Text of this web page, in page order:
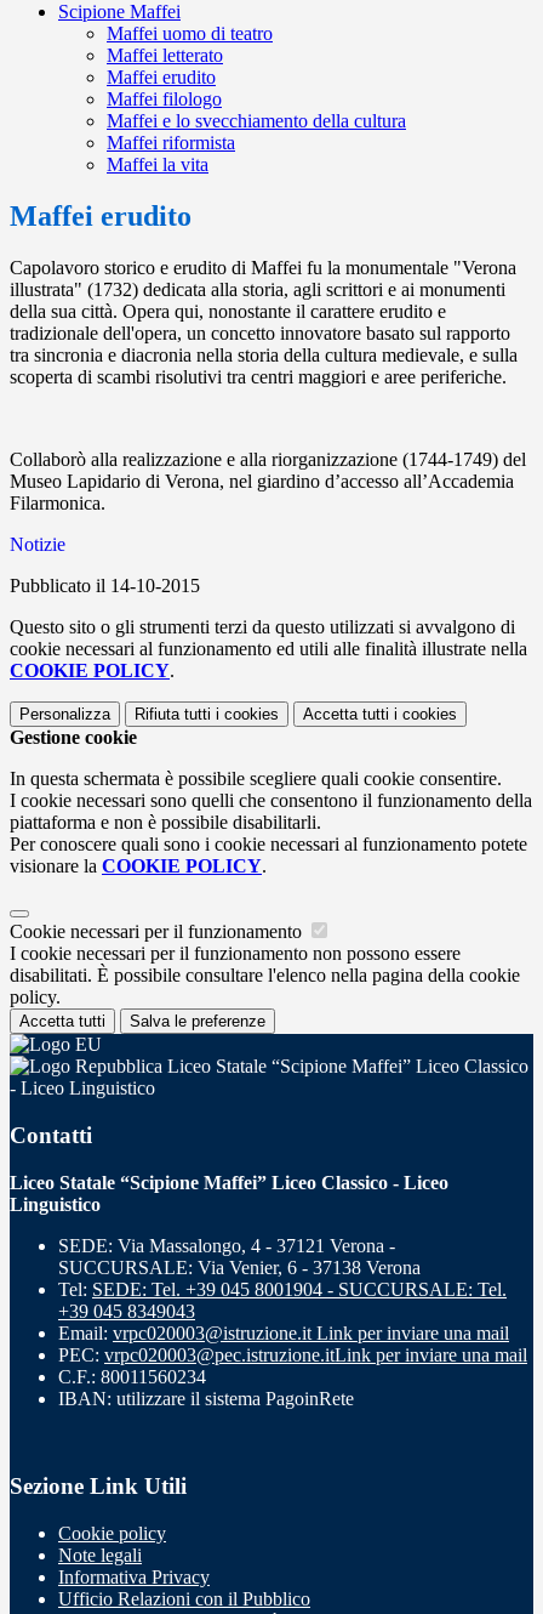
Scipione Maffei
Maffei uomo di teatro
Maffei letterato
Maffei erudito
Maffei filologo
Maffei e lo svecchiamento della cultura
Maffei riformista
Maffei la vita
Maffei erudito
Capolavoro storico e erudito di Maffei fu la monumentale "Verona
illustrata" (1732) dedicata alla storia, agli scrittori e ai monumenti
della sua città. Opera qui, nonostante il carattere erudito e
tradizionale dell'opera, un concetto innovatore basato sul rapporto
tra sincronia e diacronia nella storia della cultura medievale, e sulla
scoperta di scambi risolutivi tra centri maggiori e aree periferiche.
Collaborò alla realizzazione e alla riorganizzazione (1744-1749) del
Museo Lapidario di Verona, nel giardino d’accesso all’Accademia
Filarmonica.
Notizie
Pubblicato il 14-10-2015
Questo sito o gli strumenti terzi da questo utilizzati si avvalgono di
cookie necessari al funzionamento ed utili alle finalità illustrate nella
COOKIE POLICY.
Personalizza Rifiuta tutti i cookies Accetta tutti i cookies
Gestione cookie
In questa schermata è possibile scegliere quali cookie consentire.
I cookie necessari sono quelli che consentono il funzionamento della
piattaforma e non è possibile disabilitarli.
Per conoscere quali sono i cookie necessari al funzionamento potete
visionare la COOKIE POLICY.
Cookie necessari per il funzionamento
I cookie necessari per il funzionamento non possono essere
disabilitati. È possibile consultare l'elenco nella pagina della cookie
policy.
Accetta tutti Salva le preferenze
Liceo Statale “Scipione Maffei” Liceo Classico
- Liceo Linguistico
Contatti
Liceo Statale “Scipione Maffei” Liceo Classico - Liceo
Linguistico
SEDE: Via Massalongo, 4 - 37121 Verona -
SUCCURSALE: Via Venier, 6 - 37138 Verona
Tel: SEDE: Tel. +39 045 8001904 - SUCCURSALE: Tel.
+39 045 8349043
Email: vrpc020003@istruzione.it Link per inviare una mail
PEC: vrpc020003@pec.istruzione.itLink per inviare una mail
C.F.: 80011560234
IBAN: utilizzare il sistema PagoinRete
Sezione Link Utili
Cookie policy
Note legali
Informativa Privacy
Ufficio Relazioni con il Pubblico